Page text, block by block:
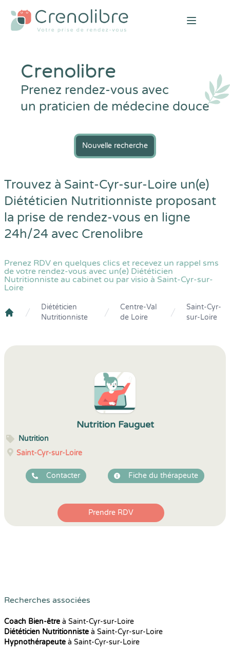
Open
Crenolibre
Prenez rendez-vous avec
un praticien de médecine douce
Nouvelle recherche
Trouvez à Saint-Cyr-sur-Loire un(e)
Diététicien Nutritionniste proposant
la prise de rendez-vous en ligne
24h/24 avec Crenolibre
Prenez RDV en quelques clics et recevez un rappel sms
de votre rendez-vous avec un(e) Diététicien
Nutritionniste au cabinet ou par visio à Saint-Cyr-sur-
Loire
Crenolibre
Diététicien
Nutritionniste
Centre-Val
de Loire
Saint-Cyr-
sur-Loire
Nutrition Fauguet
Nutrition
Saint-Cyr-sur-Loire
Contacter Fiche du thérapeute
Prendre RDV
Recherches associées
Coach Bien-être à Saint-Cyr-sur-Loire
Diététicien Nutritionniste à Saint-Cyr-sur-Loire
Hypnothérapeute à Saint-Cyr-sur-Loire